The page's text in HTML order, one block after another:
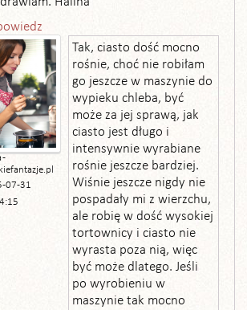
-
07-31
Tak, ciasto dość mocno
rośnie, choć nie robiłam
go jeszcze w maszynie do
wypieku chleba, być
może za jej sprawą, jak
ciasto jest długo i
intensywnie wyrabiane
rośnie jeszcze bardziej.
Wiśnie jeszcze nigdy nie
pospadały mi z wierzchu,
ale robię w dość wysokiej
tortownicy i ciasto nie
wyrasta poza nią, więc
być może dlatego. Jeśli
po wyrobieniu w
maszynie tak mocno